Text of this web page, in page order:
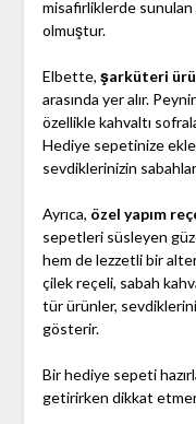
misafirliklerde sunulan
olmuştur.
Elbette, şarküteri
arasında yer alır.
özellikle kahvaltı
Hediye sepetinize
sevdiklerinizin
Ayrıca, özel yapım
sepetleri süsleyen
hem de lezzetli bir
çilek reçeli, sabah
tür ürünler,
gösterir.
Bir hediye sepeti
getirirken dikkat